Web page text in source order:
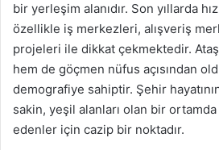
bir yerleşim alanıdır. Son yıllarda
özellikle iş merkezleri, alışveriş
projeleri ile dikkat çekmektedir.
hem de göçmen nüfus açısından
demografiye sahiptir. Şehir
sakin, yeşil alanları olan bir ortamda
edenler için cazip bir noktadır.